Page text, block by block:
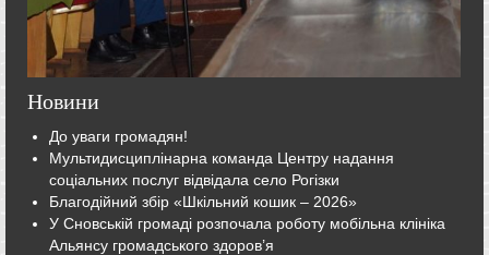
Новини
До уваги громадян!
Мультидисциплінарна команда Центру надання
соціальних послуг відвідала село Рогізки
Благодійний збір «Шкільний кошик – 2026»
У Сновській громаді розпочала роботу мобільна клініка
Альянсу громадського здоров’я